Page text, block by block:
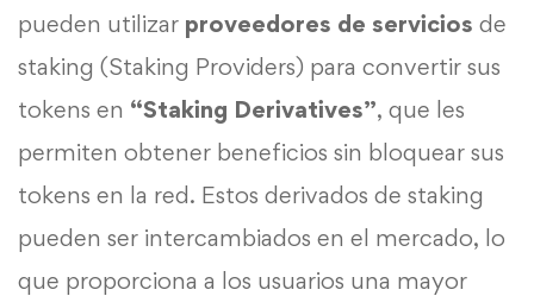
pueden utilizar proveedores de servicios de
staking (Staking Providers) para convertir sus
tokens en “Staking Derivatives”, que les
permiten obtener beneficios sin bloquear sus
tokens en la red. Estos derivados de staking
pueden ser intercambiados en el mercado, lo
que proporciona a los usuarios una mayor